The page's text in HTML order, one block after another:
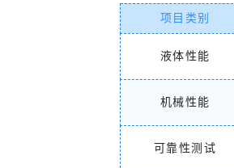
项目类别
液体性能
机械性能
可靠性测试